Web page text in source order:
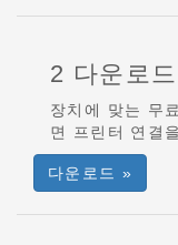
2 다운로
장치에 맞는 무
면 프린터 연결
다운로드 »